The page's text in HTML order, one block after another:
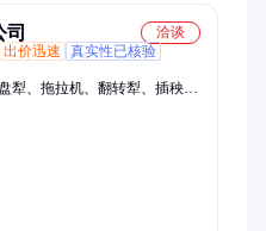
洽谈
出价迅速
真实性已核验
犁、拖拉机、翻转犁、插秧
种机、平地机、土豆收获机、
、水田打浆机、土豆播种机、
、打捆机、粉碎机、铧式犁